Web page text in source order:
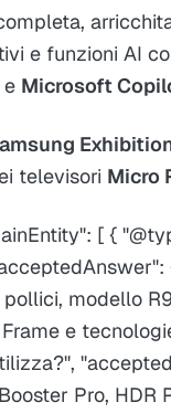
e funzioni AI
e Microsoft
televisori Micro
[ {
modello
e
Pro, HDR